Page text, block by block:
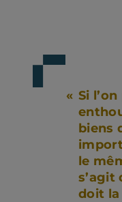
Si
biens
le
s’agit
doit la